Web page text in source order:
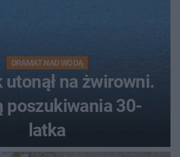
DRAMAT NAD WODĄ
na żwirowni.
poszukiwania 30-
latka